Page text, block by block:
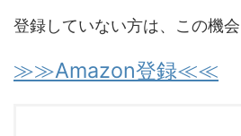
登録していない方は、この機会
≫≫Amazon登録≪≪